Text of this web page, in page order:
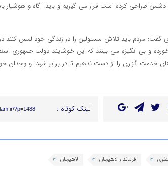
دشمن طراحی کرده است قرار می گیریم و باید آگاه و
گفت: مردم باید تلاش مسئولین را در زندگی خود لمس کنند
و بی انگیزه می بینند که این خوشایند دولت جمهوری
گزاری را از دست ندهیم تا در برابر شهدا و وجدان
لینک کوتاه : ?p=1488
فرماندار لاهیجان لاهیجان